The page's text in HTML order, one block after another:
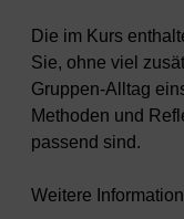
Die im Kurs
Sie, ohne viel
Gruppen-Alltag
Methoden und
passend sind.
Weitere